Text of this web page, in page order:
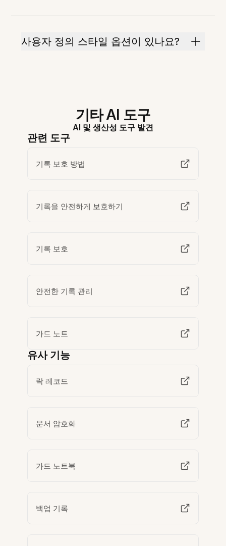
사용자 정의 스타일 옵션이 있나요?
기타 AI 도구
AI 및 생산성 도구 발견
관련 도구
기록 보호 방법
기록을 안전하게 보호하기
기록 보호
안전한 기록 관리
가드 노트
유사 기능
락 레코드
문서 암호화
가드 노트북
백업 기록